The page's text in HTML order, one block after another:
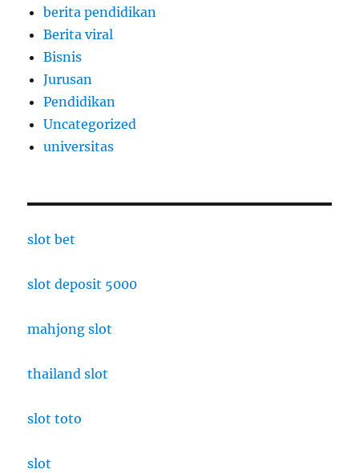
berita pendidikan
Berita viral
Bisnis
Jurusan
Pendidikan
Uncategorized
universitas
slot bet
slot deposit 5000
mahjong slot
thailand slot
slot toto
slot